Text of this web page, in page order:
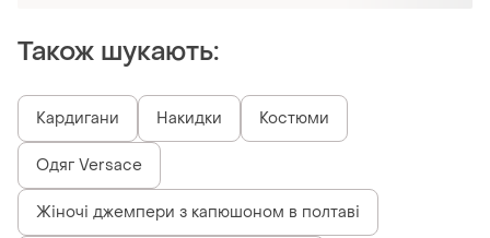
Також шукають:
Кардигани Накидки Костюми
Одяг Versace
Жіночі джемпери з капюшоном в полтаві